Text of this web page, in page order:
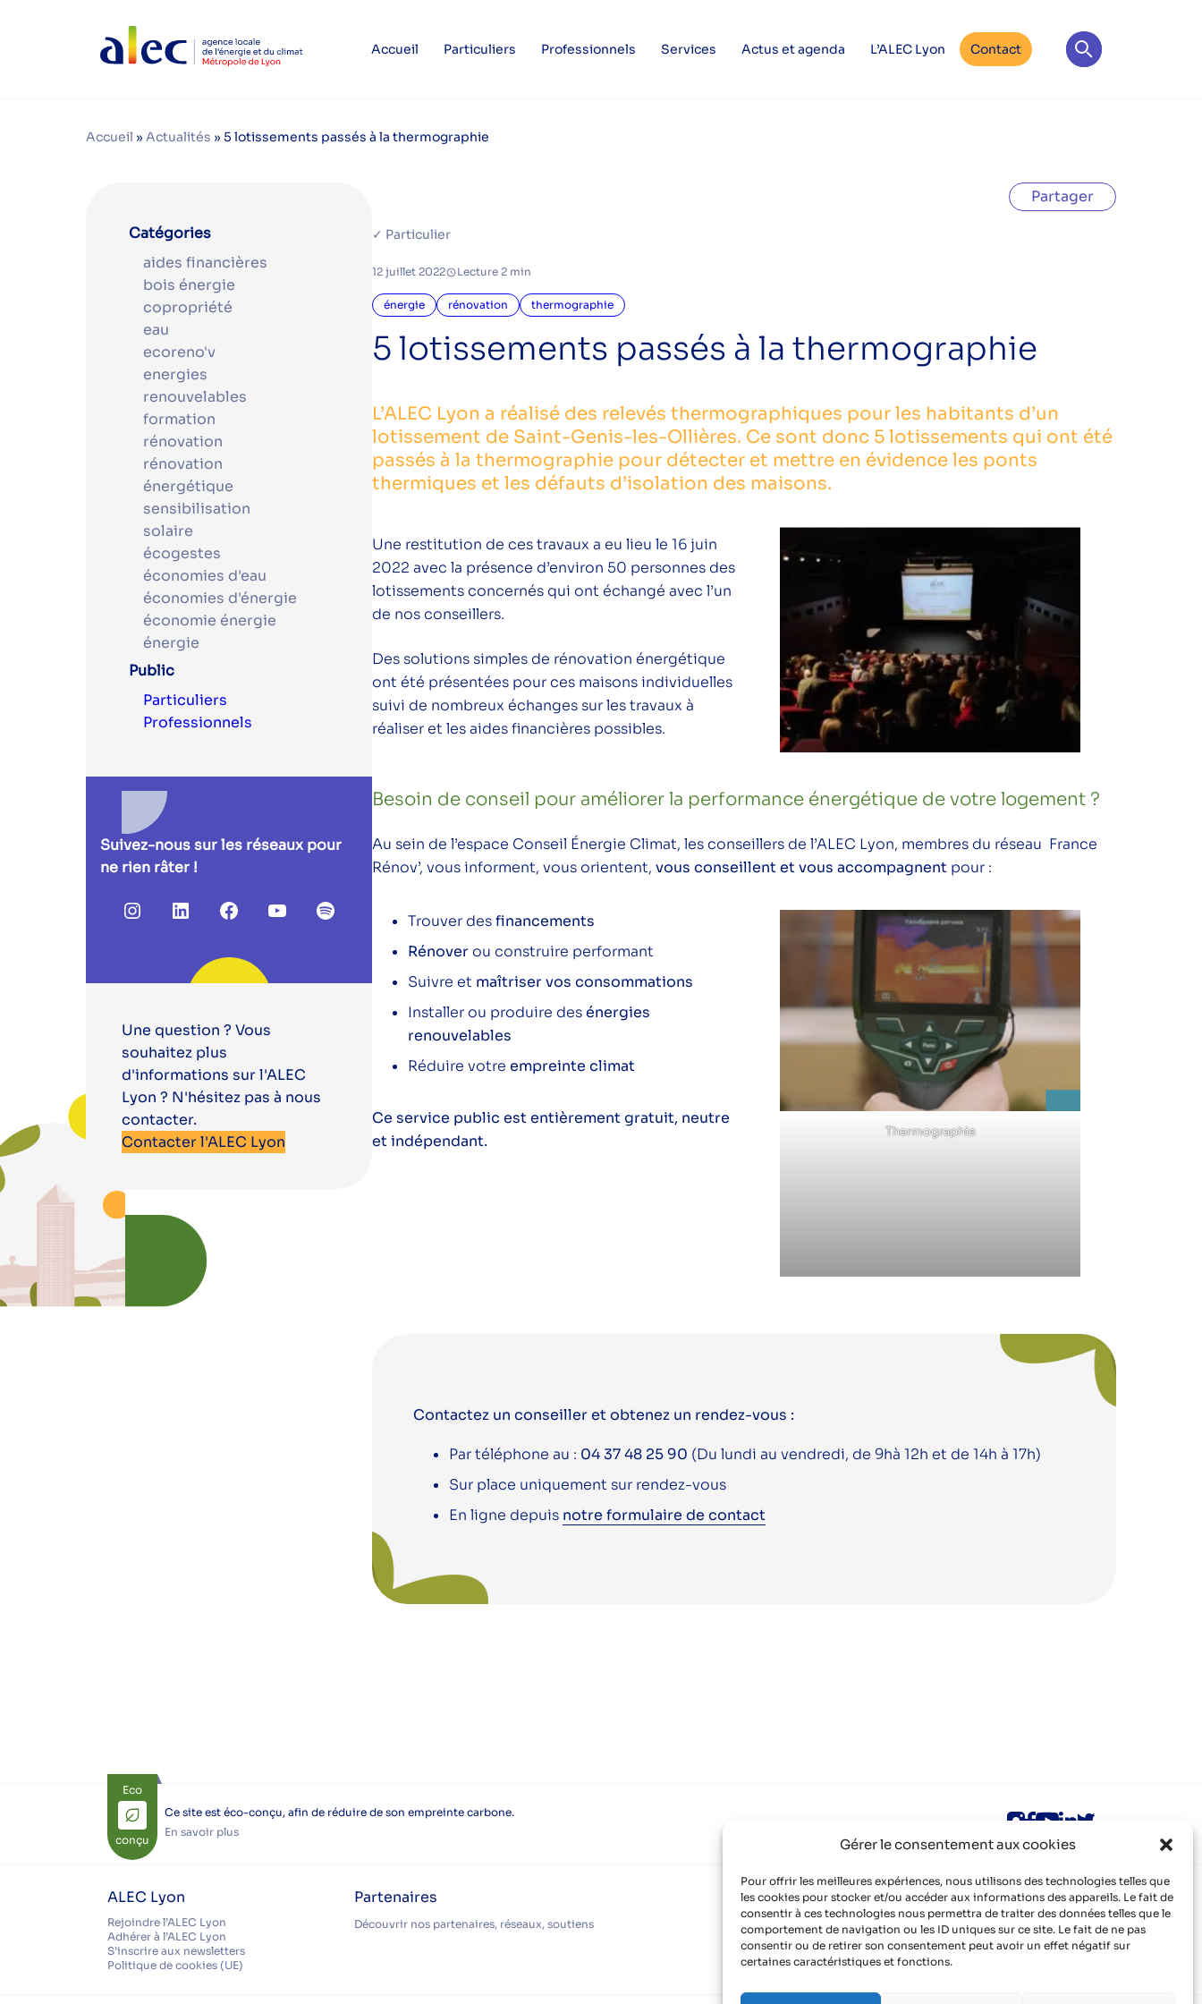
Gérer le consentement aux cookies
Pour offrir les meilleures expériences, nous utilisons des technologies telles que
les cookies pour stocker et/ou accéder aux informations des appareils. Le fait de
consentir à ces technologies nous permettra de traiter des données telles que le
comportement de navigation ou les ID uniques sur ce site. Le fait de ne pas
consentir ou de retirer son consentement peut avoir un effet négatif sur
certaines caractéristiques et fonctions.
Accueil Particuliers Professionnels Services Actus et agenda L’ALEC Lyon Contact
Accueil » Actualités » 5 lotissements passés à la thermographie
Catégories
aides financières
bois énergie
copropriété
eau
ecoreno'v
energies
renouvelables
formation
rénovation
rénovation
énergétique
sensibilisation
solaire
écogestes
économies d'eau
économies d'énergie
économie énergie
énergie
Public
Particuliers
Professionnels
Suivez-nous sur les réseaux pour
ne rien râter !
Instagram
LinkedInFacebook
YouTubeSpotify
Une question ? Vous
souhaitez plus
d'informations sur l'ALEC
Lyon ? N'hésitez pas à nous
contacter.
Contacter l'ALEC Lyon
Partager
✓ Particulier
12 juillet 2022 Lecture 2 min
énergie rénovation thermographie
5 lotissements passés à la thermographie
L’ALEC Lyon a réalisé des relevés thermographiques pour les habitants d’un
lotissement de Saint-Genis-les-Ollières. Ce sont donc 5 lotissements qui ont été
passés à la thermographie pour détecter et mettre en évidence les ponts
thermiques et les défauts d’isolation des maisons.
Une restitution de ces travaux a eu lieu le 16 juin
2022 avec la présence d’environ 50 personnes des
lotissements concernés qui ont échangé avec l’un
de nos conseillers.
Des solutions simples de rénovation énergétique
ont été présentées pour ces maisons individuelles
suivi de nombreux échanges sur les travaux à
réaliser et les aides financières possibles.
Besoin de conseil pour améliorer la performance énergétique de votre logement ?
Au sein de l’espace Conseil Énergie Climat, les conseillers de l’ALEC Lyon, membres du réseau France
Rénov’, vous informent, vous orientent, vous conseillent et vous accompagnent pour :
Trouver desfinancements
Rénoverou construire performant
Suivre et maîtriser vos consommations
Installer ou produire desénergies
renouvelables
Réduire votre empreinte climat
Ce service public est entièrement gratuit, neutre
et indépendant.
Thermographie
Contactez un conseiller et obtenez un rendez-vous :
Par téléphone au : 04 37 48 25 90 (Du lundi au vendredi, de 9hà 12h et de 14h à 17h)
Sur place uniquement sur rendez-vous
En ligne depuis notre formulaire de contact
Eco
conçu
Ce site est éco-conçu, afin de réduire de son empreinte carbone.
En savoir plus
ALEC Lyon
Rejoindre l’ALEC Lyon
Adhérer à l’ALEC Lyon
S’inscrire aux newsletters
Politique de cookies (UE)
Partenaires
Découvrir nos partenaires, réseaux, soutiens
Infos pratiques
Mentions légales
Politique de confidentialité
Contact
Organisme de formation certifié QUALIOPI